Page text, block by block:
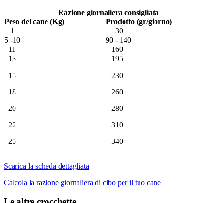
Razione giornaliera consigliata
Peso del cane (Kg)
Prodotto (gr/giorno)
1
30
5 -10
90 - 140
11
160
13
195
15
18
20
22
25
230
260
280
310
340
Scarica la scheda dettagliata
Calcola la razione giornaliera di cibo per il tuo cane